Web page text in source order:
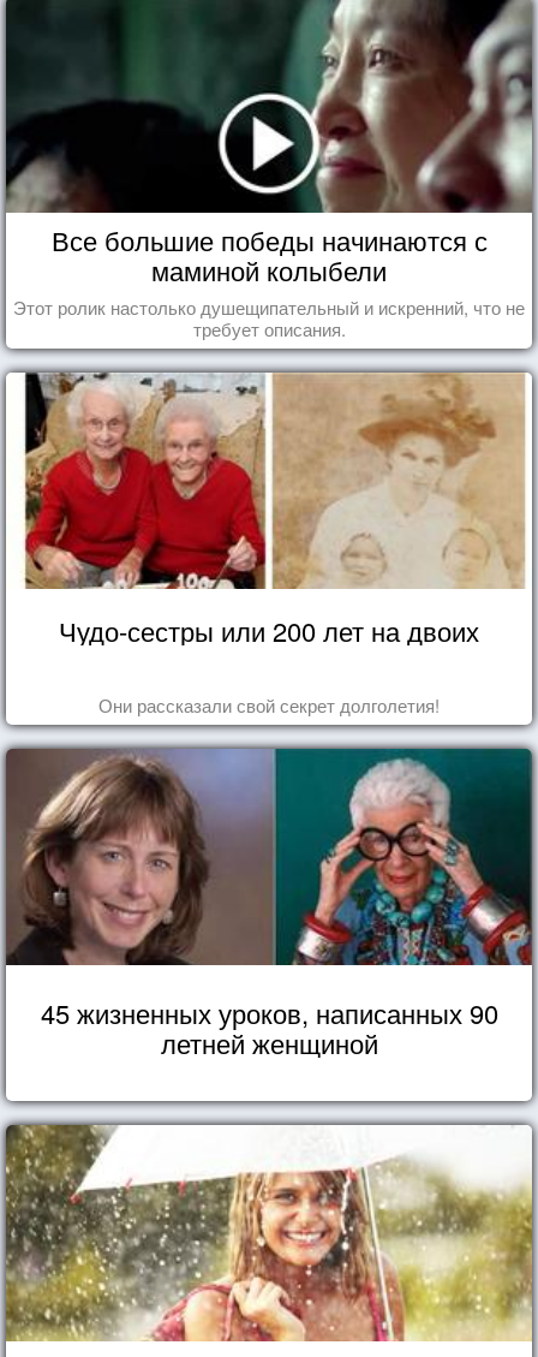
Все большие победы начинаются с
маминой колыбели
Этот ролик настолько душещипательный и искренний, что не
требует описания.
Чудо-сестры или 200 лет на двоих
Они рассказали свой секрет долголетия!
45 жизненных уроков, написанных 90
летней женщиной